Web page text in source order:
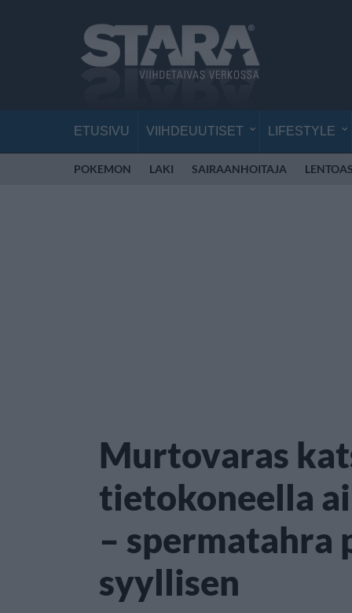
ETUSIVU VIIHDEUUTISET LIFESTYLE
POKEMON LAKI SAIRAANHOITAJA
Murtovaras
tietokoneella
– spermatahra
syyllisen